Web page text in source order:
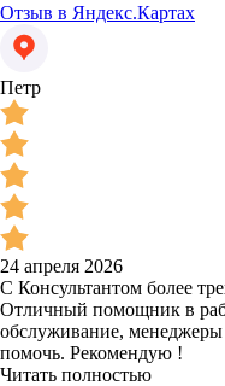
Отзыв в Яндекс.Картах
Петр
24 апреля 2026
С Консультантом более
Отличный помощник в
обслуживание, менеджеры
помочь. Рекомендую !
Читать полностью